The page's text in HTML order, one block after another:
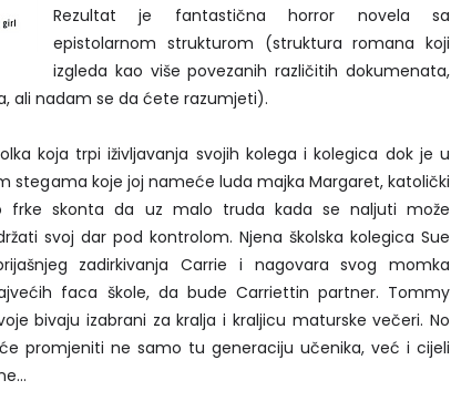
Rezultat je fantastična horror novela sa
epistolarnom strukturom (struktura romana koji
izgleda kao više povezanih različitih dokumenata,
ali nadam se da ćete razumjeti).
koja trpi iživljavanja svojih kolega i kolegica dok je u
stegama koje joj nameće luda majka Margaret, katolički
frke skonta da uz malo truda kada se naljuti može
svoj dar pod kontrolom. Njena školska kolegica Sue
zadirkivanja Carrie i nagovara svog momka
faca škole, da bude Carriettin partner. Tommy
bivaju izabrani za kralja i kraljicu maturske večeri. No
promjeniti ne samo tu generaciju učenika, već i cijeli